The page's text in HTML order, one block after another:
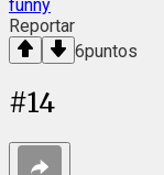
funny
Reportar
6puntos
#14